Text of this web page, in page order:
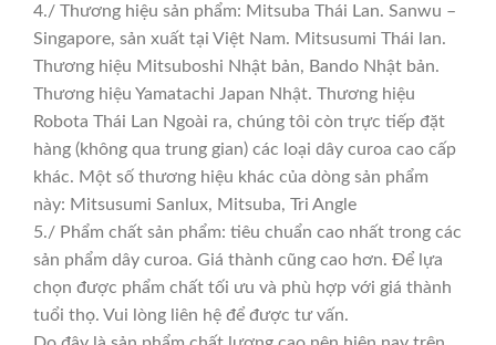
4./ Thương hiệu sản phẩm: Mitsuba Thái Lan. Sanwu –
Singapore, sản xuất tại Việt Nam. Mitsusumi Thái lan.
Thương hiệu Mitsuboshi Nhật bản, Bando Nhật bản.
Thương hiệu Yamatachi Japan Nhật. Thương hiệu
Robota Thái Lan Ngoài ra, chúng tôi còn trực tiếp đặt
hàng (không qua trung gian) các loại dây curoa cao cấp
khác. Một số thương hiệu khác của dòng sản phẩm
này: Mitsusumi Sanlux, Mitsuba, Tri Angle
5./ Phẩm chất sản phẩm: tiêu chuẩn cao nhất trong các
sản phẩm dây curoa. Giá thành cũng cao hơn. Để lựa
chọn được phẩm chất tối ưu và phù hợp với giá thành
tuổi thọ. Vui lòng liên hệ để được tư vấn.